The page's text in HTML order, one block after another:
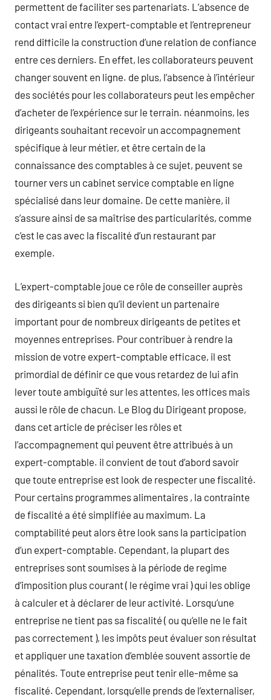
permettent de faciliter ses partenariats. L’absence de
contact vrai entre l’expert-comptable et l’entrepreneur
rend difficile la construction d’une relation de confiance
entre ces derniers. En effet, les collaborateurs peuvent
changer souvent en ligne. de plus, l’absence à l’intérieur
des sociétés pour les collaborateurs peut les empêcher
d’acheter de l’expérience sur le terrain. néanmoins, les
dirigeants souhaitant recevoir un accompagnement
spécifique à leur métier, et être certain de la
connaissance des comptables à ce sujet, peuvent se
tourner vers un cabinet service comptable en ligne
spécialisé dans leur domaine. De cette manière, il
s’assure ainsi de sa maîtrise des particularités, comme
c’est le cas avec la fiscalité d’un restaurant par
exemple.
L’expert-comptable joue ce rôle de conseiller auprès
des dirigeants si bien qu’il devient un partenaire
important pour de nombreux dirigeants de petites et
moyennes entreprises. Pour contribuer à rendre la
mission de votre expert-comptable efficace, il est
primordial de définir ce que vous retardez de lui afin
lever toute ambiguïté sur les attentes, les offices mais
aussi le rôle de chacun. Le Blog du Dirigeant propose,
dans cet article de préciser les rôles et
l’accompagnement qui peuvent être attribués à un
expert-comptable. il convient de tout d’abord savoir
que toute entreprise est look de respecter une fiscalité.
Pour certains programmes alimentaires , la contrainte
de fiscalité a été simplifiée au maximum. La
comptabilité peut alors être look sans la participation
d’un expert-comptable. Cependant, la plupart des
entreprises sont soumises à la période de regime
d’imposition plus courant ( le régime vrai ) qui les oblige
à calculer et à déclarer de leur activité. Lorsqu’une
entreprise ne tient pas sa fiscalité ( ou qu’elle ne le fait
pas correctement ), les impôts peut évaluer son résultat
et appliquer une taxation d’emblée souvent assortie de
pénalités. Toute entreprise peut tenir elle-même sa
fiscalité. Cependant, lorsqu’elle prends de l’externaliser,